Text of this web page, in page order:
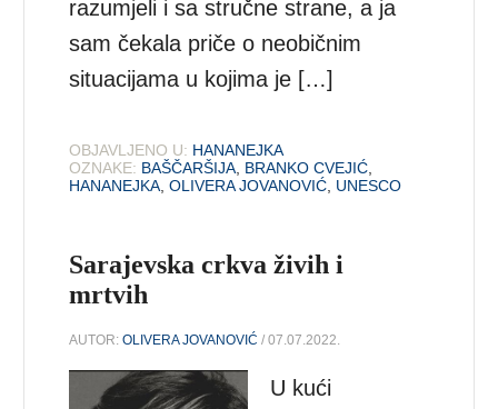
razumjeli i sa stručne strane, a ja
sam čekala priče o neobičnim
situacijama u kojima je […]
OBJAVLJENO U: HANANEJKA
OZNAKE: BAŠČARŠIJA BRANKO CVEJIĆ
HANANEJKA ,OLIVERA JOVANOVIĆ UNESCO
Sarajevska crkva živih i
mrtvih
AUTOR:OLIVERA JOVANOVIĆ / 07.07.2022.
U kući